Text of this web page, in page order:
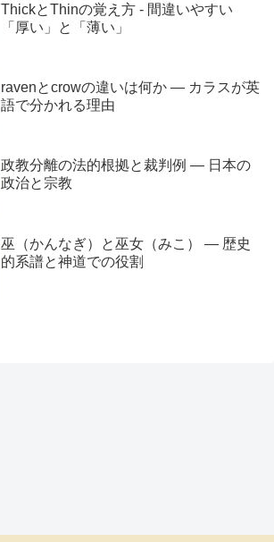
ThickとThinの覚え方 - 間違いやすい
「厚い」と「薄い」
ravenとcrowの違いは何か ― カラスが英
語で分かれる理由
政教分離の法的根拠と裁判例 ― 日本の
政治と宗教
巫（かんなぎ）と巫女（みこ） ― 歴史
的系譜と神道での役割